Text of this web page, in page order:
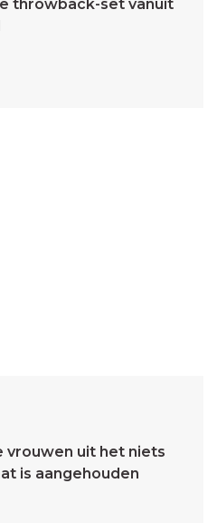
throwback-set vanuit
vrouwen uit het niets
is aangehouden